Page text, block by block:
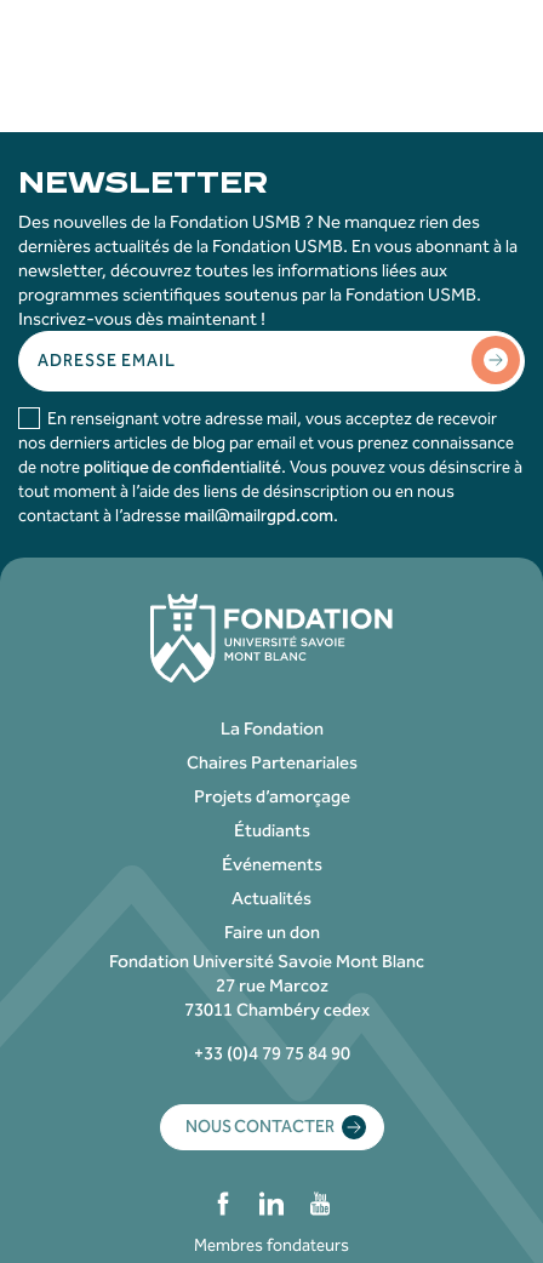
NEWSLETTER
Des nouvelles de la Fondation USMB ? Ne manquez rien des
dernières actualités de la Fondation USMB. En vous abonnant à la
newsletter, découvrez toutes les informations liées aux
programmes scientifiques soutenus par la Fondation USMB.
Inscrivez-vous dès maintenant !
En renseignant votre adresse mail, vous acceptez de recevoir
nos derniers articles de blog par email et vous prenez connaissance
de notrepolitique de confidentialité. Vous pouvez vous désinscrire à
tout moment à l’aide des liens de désinscription ou en nous
contactant à l’adressemail@mailrgpd.com.
La Fondation
Chaires Partenariales
Projets d’amorçage
Étudiants
Événements
Actualités
Faire un don
Membres fondateurs
Fondation Université Savoie Mont Blanc
27 rue Marcoz
73011 Chambéry cedex
+33 (0)4 79 75 84 90
NOUS CONTACTER